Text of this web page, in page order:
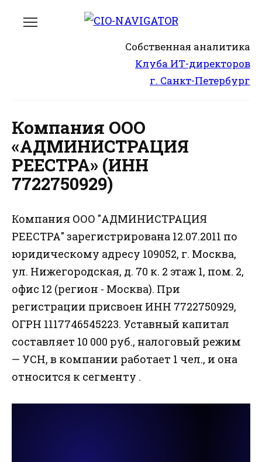
Собственная аналитика
Клуба ИТ-директоров
г. Санкт-Петербург
Компания ООО
«АДМИНИСТРАЦИЯ
РЕЕСТРА» (ИНН
7722750929)
Компания ООО "АДМИНИСТРАЦИЯ
РЕЕСТРА" зарегистрирована 12.07.2011 по
юридическому адресу 109052, г. Москва,
ул. Нижегородская, д. 70 к. 2 этаж 1, пом. 2,
офис 12 (регион - Москва). При
регистрации присвоен ИНН 7722750929,
ОГРН 1117746545223. Уставный капитал
составляет 10 000 руб., налоговый режим
— УСН, в компании работает 1 чел., и она
относится к сегменту .